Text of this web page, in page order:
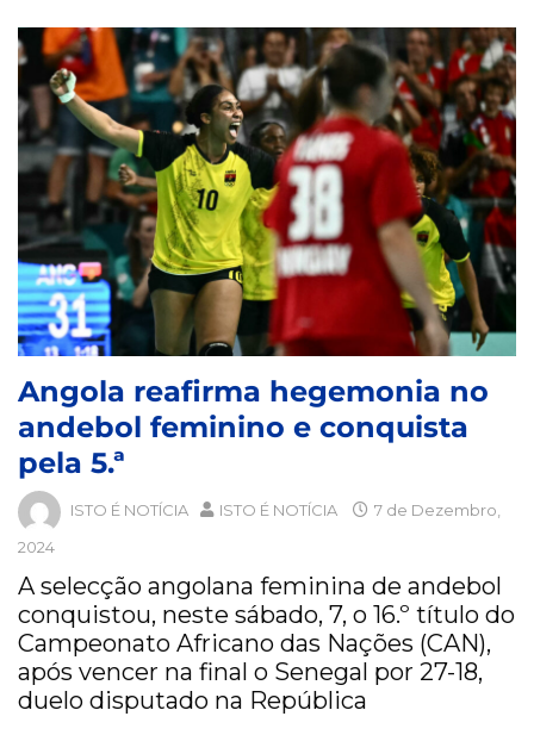
Angola reafirma hegemonia no
andebol feminino e conquista
pela 5.ª
ISTO É NOTÍCIA ISTO É NOTÍCIA
7 de Dezembro,
2024
A selecção angolana feminina de andebol
conquistou, neste sábado, 7, o 16.º título do
Campeonato Africano das Nações (CAN),
após vencer na final o Senegal por 27-18,
duelo disputado na República